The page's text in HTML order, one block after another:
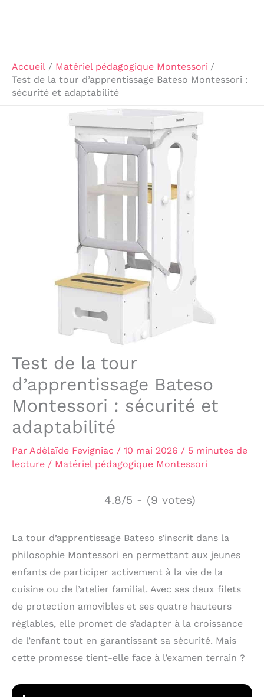
Accueil
Matériel pédagogique Montessori
Test de la tour d’apprentissage Bateso Montessori :
sécurité et adaptabilité
Test de la tour
d’apprentissage Bateso
Montessori : sécurité et
adaptabilité
Par Adélaïde Fevigniac / 10 mai 2026 / 5 minutes de
lecture / Matériel pédagogique Montessori
4.8/5 - (9 votes)
La tour d’apprentissage Bateso s’inscrit dans la
philosophie Montessori en permettant aux jeunes
enfants de participer activement à la vie de la
cuisine ou de l’atelier familial. Avec ses deux filets
de protection amovibles et ses quatre hauteurs
réglables, elle promet de s’adapter à la croissance
de l’enfant tout en garantissant sa sécurité. Mais
cette promesse tient-elle face à l’examen terrain ?